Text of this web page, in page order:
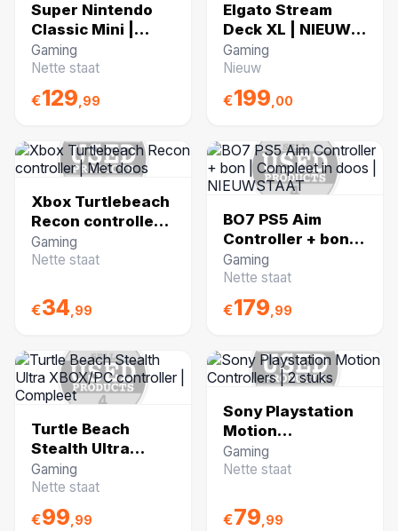
Super Nintendo
Classic Mini |
Nette Staat
Gaming
Nette staat
€129 ,99
Elgato Stream
Deck XL | NIEUW
in doos
Gaming
Nieuw
€199 ,00
Xbox Turtlebeach
Recon controller |
Met doos
Gaming
Nette staat
€34 ,99
BO7 PS5 Aim
Controller + bon |
Compleet in doos |
NIEUWSTAAT
Gaming
Nette staat
€179 ,99
Turtle Beach
Stealth Ultra
XBOX/PC
controller |
Compleet
Gaming
Nette staat
€99 ,99
Sony Playstation
Motion
Controllers | 2
stuks
Gaming
Nette staat
€79 ,99